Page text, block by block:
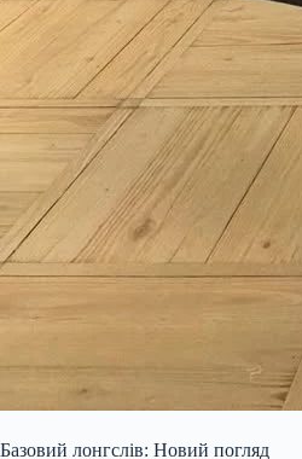
Базовий лонгслів: Новий погляд